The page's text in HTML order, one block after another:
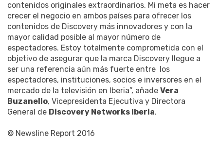
contenidos originales extraordinarios. Mi meta es hacer
crecer el negocio en ambos países para ofrecer los
contenidos de Discovery más innovadores y con la
mayor calidad posible al mayor número de
espectadores. Estoy totalmente comprometida con el
objetivo de asegurar que la marca Discovery llegue a
ser una referencia aún más fuerte entre los
espectadores, instituciones, socios e inversores en el
mercado de la televisión en Iberia”, añade Vera
Buzanello, Vicepresidenta Ejecutiva y Directora
General de Discovery Networks Iberia.
© Newsline Report 2016